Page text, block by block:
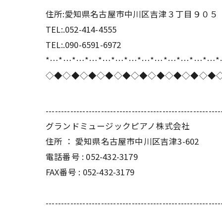
住所:愛知県名古屋市中川区吉津３丁目９０５
TEL:.052-414-4555
TEL:.090-6591-6972
グランドミュージックピアノ株式会社
住所 ： 愛知県名古屋市中川区吉津3-602
電話番号 : 052-432-3179
FAX番号 : 052-432-3179